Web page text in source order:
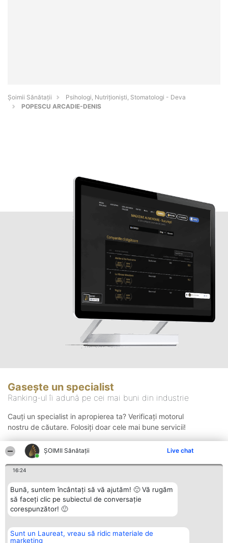
ŞOIMII Sănătații Live chat
16:24
Bună, suntem încântați să vă ajutăm! 🙂 Vă rugăm
să faceți clic pe subiectul de conversație
corespunzător! 🙂
Sunt un Laureat, vreau să ridic materiale de
marketing
Şoimii Sănătații
Psihologi, Nutriționiști, Stomatologi - Deva
POPESCU ARCADIE-DENIS
Gasește un specialist
Ranking-ul îi adună pe cei mai buni din industrie
Cauți un specialist in apropierea ta? Verificați motorul
nostru de căutare. Folosiți doar cele mai bune servicii!
Organizator Ranking
BRIGHT SOLUTIONS BR SRL
Plebiscyt Contact